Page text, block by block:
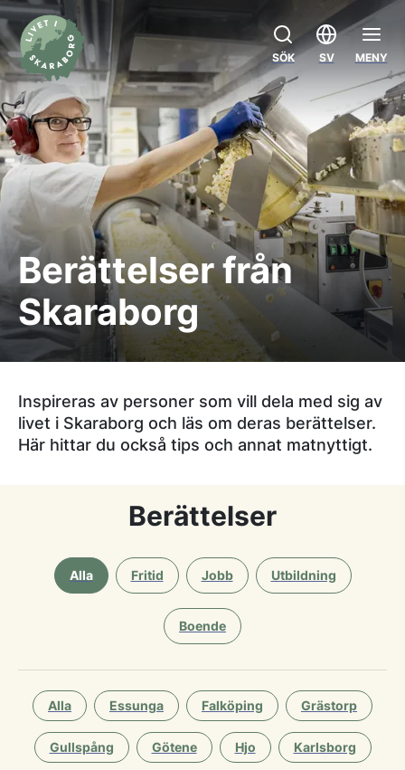
Inspireras av personer som vill dela med sig av
livet i Skaraborg och läs om deras berättelser.
Här hittar du också tips och annat matnyttigt.
Berättelser från
Skaraborg
SÖK SV MENY
Berättelser
Alla Fritid Jobb Utbildning
Boende
Alla Essunga Falköping Grästorp
Gullspång Götene Hjo Karlsborg